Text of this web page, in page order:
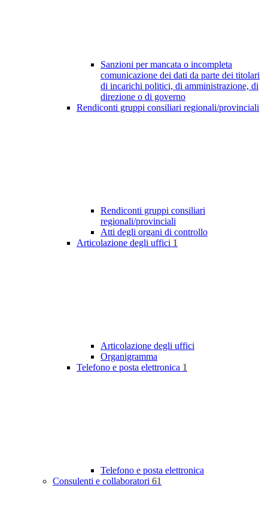
Sanzioni per mancata o incompleta
comunicazione dei dati da parte dei titolari
di incarichi politici, di amministrazione, di
direzione o di governo
Rendiconti gruppi consiliari regionali/provinciali
Rendiconti gruppi consiliari
regionali/provinciali
Atti degli organi di controllo
Articolazione degli uffici 1
Articolazione degli uffici
Organigramma
Telefono e posta elettronica 1
Telefono e posta elettronica
Consulenti e collaboratori 61